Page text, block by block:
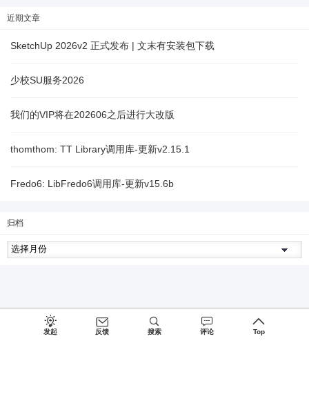
近期文章
SketchUp 2026v2 正式发布 | 文末有安装包下载
少校SU服务2026
我们的VIP将在202606之后进行大改版
thomthom: TT Library调用库-更新v2.15.1
Fredo6: LibFredo6调用库-更新v15.6b
归档
发起 反馈 搜索 评论 Top